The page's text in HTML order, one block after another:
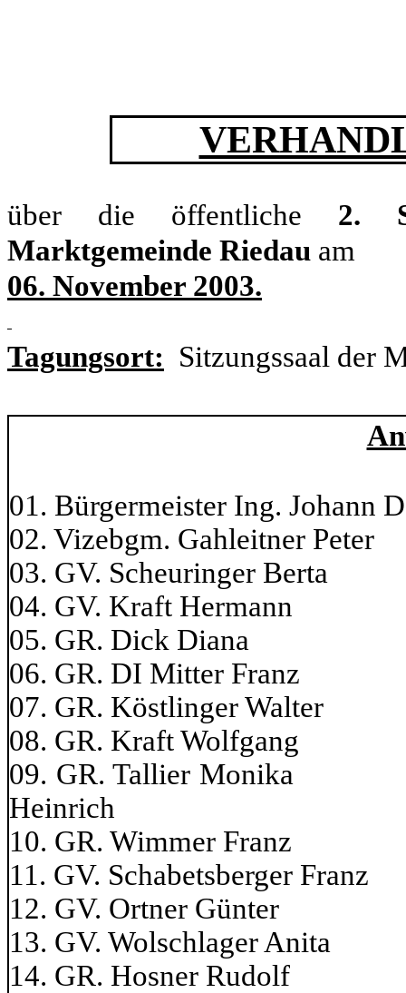
über die öffentliche 2.
Marktgemeinde Riedau am
06. November 2003.
Tagungsort: Sitzungssaal der
01. Bürgermeister Ing. Johann
02. Vizebgm. Gahleitner
03. GV. Scheuringer
04. GV. Kraft
05. GR. Dick Diana
06. GR. DI Mitter
07. GR. Köstlinger
08. GR. Kraft
09. GR. Tallier
Heinrich
10. GR. Wimmer
11. GV.
12. GV. Ortner
13. GV.
14. GR. Hosner